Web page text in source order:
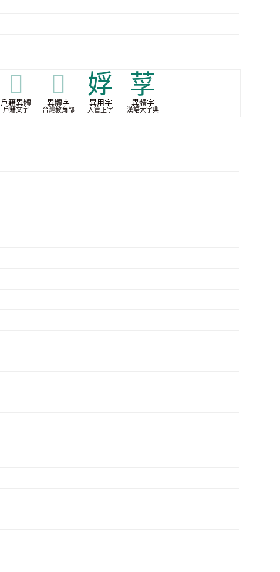
𦹡
戶籍異體
戶籍文字
𦹡
異體字
台灣教育部
娐
異用字
入管正字
莩
異體字
漢語大字典